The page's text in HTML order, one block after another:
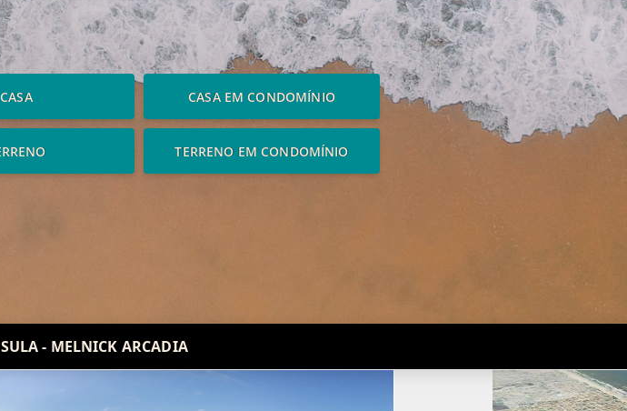
CASA CASA EM CONDOMÍNIO
TERRENO EM CONDOMÍNIO
- MELNICK ARCADIA